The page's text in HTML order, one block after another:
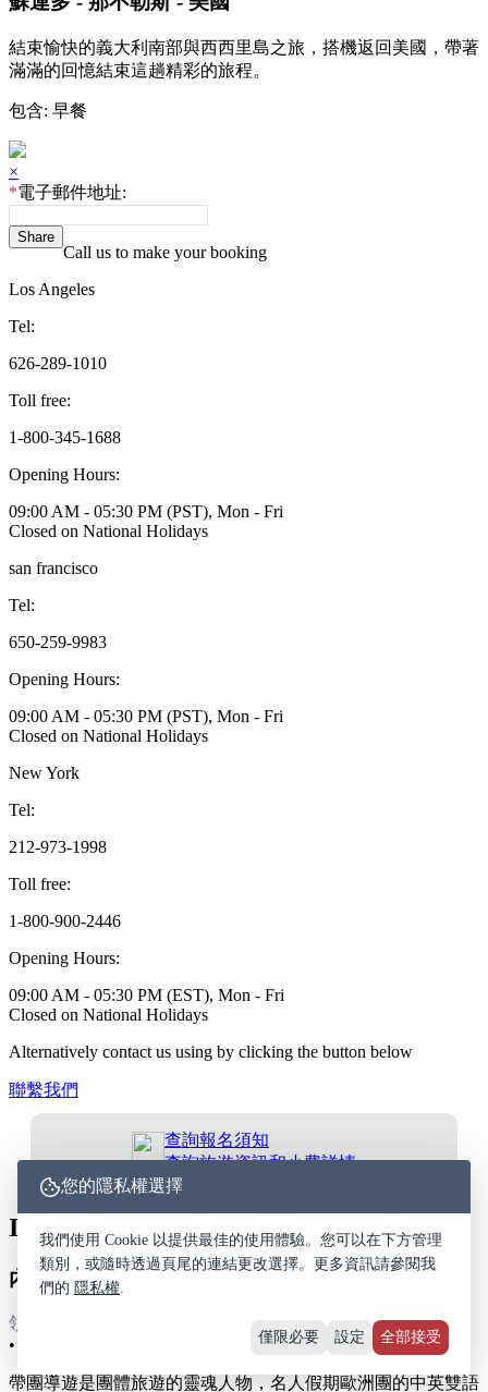
結束愉快的義大利南部與西西里島之旅，搭機返回美國，帶著
滿滿的回憶結束這趟精彩的旅程。
包含: 早餐
×
*電子郵件地址:
Share
Call us to make your booking
Los Angeles
Tel:
626-289-1010
Toll free:
1-800-345-1688
Opening Hours:
09:00 AM - 05:30 PM (PST), Mon - Fri
Closed on National Holidays
san francisco
Tel:
650-259-9983
Opening Hours:
09:00 AM - 05:30 PM (PST), Mon - Fri
Closed on National Holidays
New York
Tel:
212-973-1998
Toll free:
1-800-900-2446
Opening Hours:
09:00 AM - 05:30 PM (EST), Mon - Fri
Closed on National Holidays
Alternatively contact us using by clicking the button below
聯繫我們
查詢報名須知
查詢旅遊資訊和小費詳情
Inclusions
內容特色
領隊
•
帶團導遊是團體旅遊的靈魂人物，名人假期歐洲團的中英雙語
您的隱私權選擇
我們使用 Cookie 以提供最佳的使用體驗。您可以在下方管理
類別，或隨時透過頁尾的連結更改選擇。更多資訊請參閱我
們的 隱私權.
僅限必要 設定 全部接受